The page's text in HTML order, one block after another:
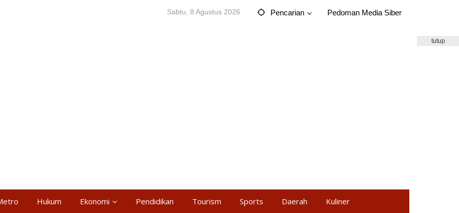
Sabtu, 8 Agustus 2026 Pencarian Pedoman Media Siber
Hukum Ekonomi Pendidikan Tourism Sports Daerah Kuliner
tutup